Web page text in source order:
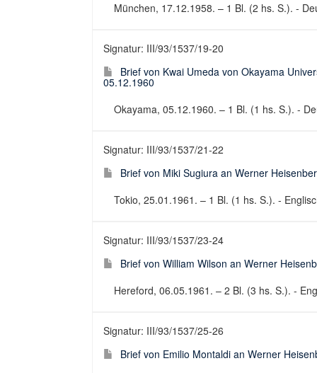
München, 17.12.1958. – 1 Bl. (2 hs. S.). -
Signatur: III/93/1537/19-20
Brief von Kwai Umeda von Okayama
05.12.1960
Okayama, 05.12.1960. – 1 Bl. (1 hs. S.). -
Signatur: III/93/1537/21-22
Brief von Miki Sugiura an Werner
Tokio, 25.01.1961. – 1 Bl. (1 hs. S.). -
Signatur: III/93/1537/23-24
Brief von William Wilson an Werner
Hereford, 06.05.1961. – 2 Bl. (3 hs. S.). -
Signatur: III/93/1537/25-26
Brief von Emilio Montaldi an Werner